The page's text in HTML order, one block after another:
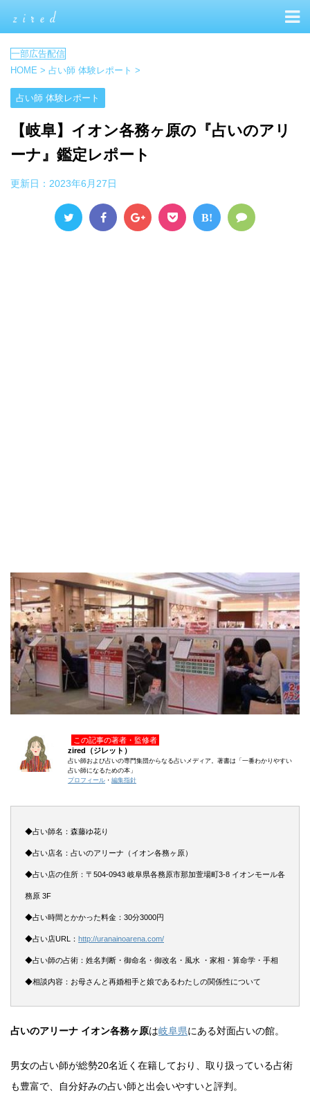
HOME > 占い師 体験レポート >
占い師 体験レポート
【岐阜】イオン各務ヶ原の『占いのアリ
ーナ』鑑定レポート
更新日： 2023年6月27日
B!
この記事の著者・監修者
zired（ジレット）
占い師および占いの専門集団からなる占いメディア。著書は「一番わかりやすい
占い師になるための本」
プロフィール ・ 編集指針
◆占い師名：森藤ゆ花り
◆占い店名：占いのアリーナ（イオン各務ヶ原）
◆占い店の住所：〒504-0943 岐阜県各務原市那加萱場町3-8 イオンモール各
務原 3F
◆占い時間とかかった料金：30分3000円
◆占い店URL： http://uranainoarena.com/
◆占い師の占術：姓名判断・御命名・御改名・風水 ・家相・算命学・手相
◆相談内容：お母さんと再婚相手と娘であるわたしの関係性について
占いのアリーナ イオン各務ヶ原は岐阜県にある対面占いの館。
男女の占い師が総勢20名近く在籍しており、取り扱っている占術
も豊富で、自分好みの占い師と出会いやすいと評判。